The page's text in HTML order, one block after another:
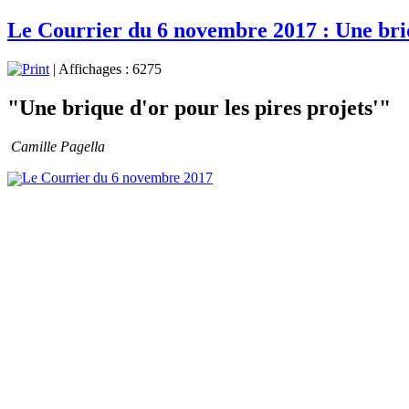
Le Courrier du 6 novembre 2017 : Une
| Affichages : 6275
"Une brique d'or pour les pires projets'"
Camille Pagella
Le Courrier du 6 novembre 2017